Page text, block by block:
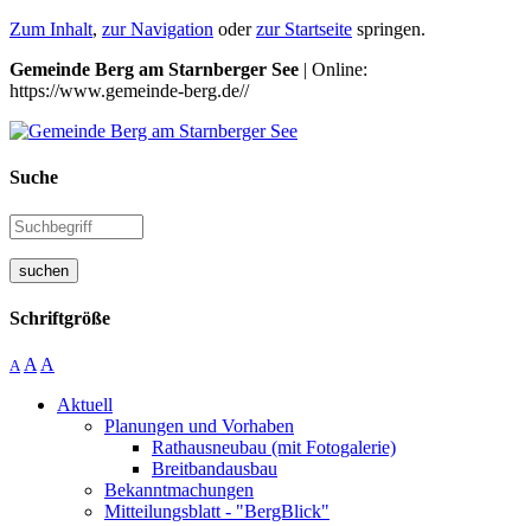
Zum Inhalt, zur Navigation oderzur Startseite springen.
Gemeinde Berg am Starnberger See | Online:
https://www.gemeinde-berg.de//
Suche
suchen
Schriftgröße
A A A
Aktuell
Planungen und Vorhaben
Rathausneubau (mit Fotogalerie)
Breitbandausbau
Bekanntmachungen
Mitteilungsblatt - "BergBlick"